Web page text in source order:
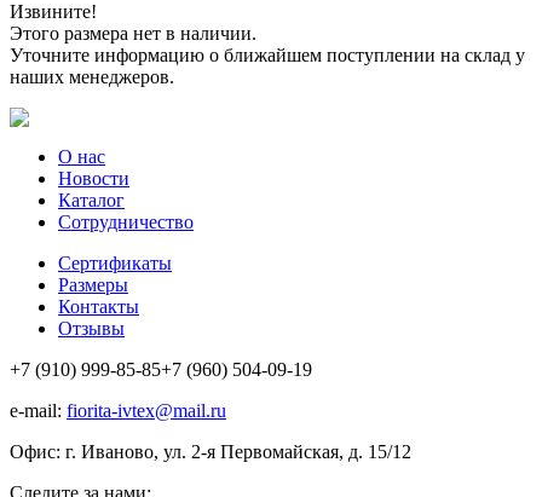
Извините!
Этого размера нет в наличии.
Уточните информацию о ближайшем поступлении на склад у
наших менеджеров.
О нас
Новости
Каталог
Сотрудничество
Сертификаты
Размеры
Контакты
Отзывы
+7 (910) 999-85-85+7 (960) 504-09-19
e-mail: fiorita-ivtex@mail.ru
Офис: г. Иваново, ул. 2-я Первомайская, д. 15/12